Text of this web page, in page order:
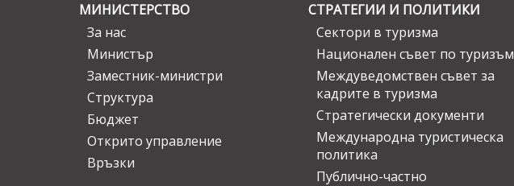
МИНИСТЕРСТВО
За нас
Министър
Заместник-министри
Структура
Бюджет
Открито управление
Връзки
СТРАТЕГИИ И ПОЛИТИКИ
Сектори в туризма
Национален съвет по туризъм
Междуведомствен съвет за
кадрите в туризма
Стратегически документи
Международна туристическа
политика
Публично-частно